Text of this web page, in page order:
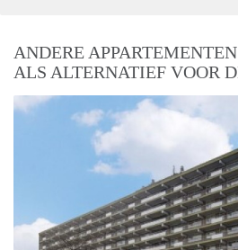
ANDERE
ALS ALTERNATIEF VOOR